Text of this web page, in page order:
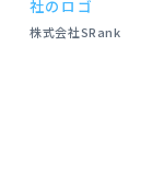
社のロゴ
株式会社SRank